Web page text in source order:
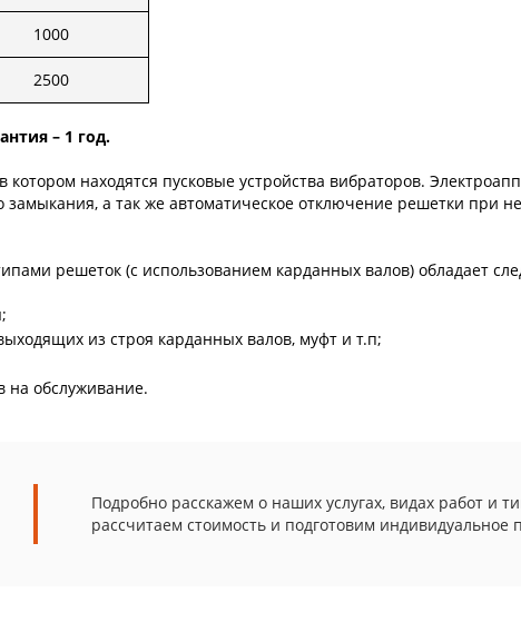
1000
2500
– 1 год.
находятся пусковые устройства вибраторов.
замыкания, а так же автоматическое отключение решетки при
решеток (с использованием карданных валов) обладает
из строя карданных валов, муфт и т.п;
на обслуживание.
Подробно расскажем о наших услугах, видах работ и
рассчитаем стоимость и подготовим индивидуальное